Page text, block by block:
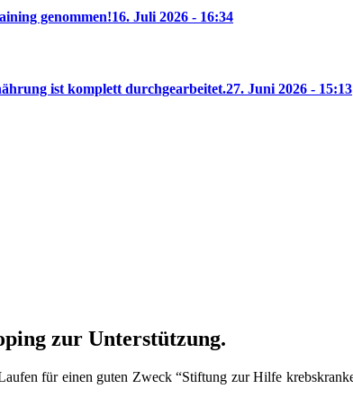
genommen!16. Juli 2026 - 16:34
ist komplett durchgearbeitet.27. Juni 2026 - 15:13
zur Unterstützung.
für einen guten Zweck “Stiftung zur Hilfe